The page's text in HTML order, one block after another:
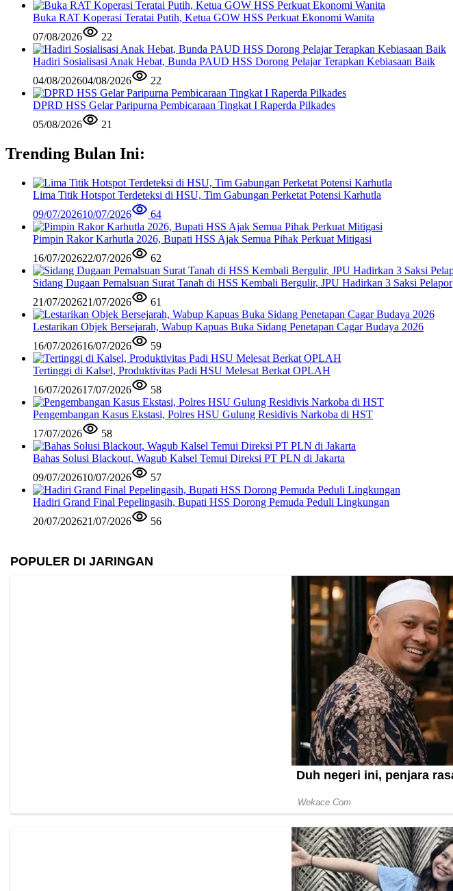
Buka RAT Koperasi Teratai Putih, Ketua GOW HSS Perkuat Ekonomi Wanita
07/08/2026
22
Hadiri Sosialisasi Anak Hebat, Bunda PAUD HSS Dorong Pelajar Terapkan Kebiasaan Baik
04/08/202604/08/2026 22
DPRD HSS Gelar Paripurna Pembicaraan Tingkat I Raperda Pilkades
05/08/2026
21
Trending Bulan Ini:
Lima Titik Hotspot Terdeteksi di HSU, Tim Gabungan Perketat Potensi Karhutla
09/07/202610/07/2026 64
Pimpin Rakor Karhutla 2026, Bupati HSS Ajak Semua Pihak Perkuat Mitigasi
16/07/202622/07/2026 62
Sidang Dugaan Pemalsuan Surat Tanah di HSS Kembali Bergulir, JPU Hadirkan 3 Saksi Pelapor
21/07/202621/07/2026 61
Lestarikan Objek Bersejarah, Wabup Kapuas Buka Sidang Penetapan Cagar Budaya 2026
16/07/202616/07/2026 59
Tertinggi di Kalsel, Produktivitas Padi HSU Melesat Berkat OPLAH
16/07/202617/07/2026 58
Pengembangan Kasus Ekstasi, Polres HSU Gulung Residivis Narkoba di HST
17/07/2026
58
Bahas Solusi Blackout, Wagub Kalsel Temui Direksi PT PLN di Jakarta
09/07/202610/07/2026 57
Hadiri Grand Final Pepelingasih, Bupati HSS Dorong Pemuda Peduli Lingkungan
20/07/202621/07/2026 56